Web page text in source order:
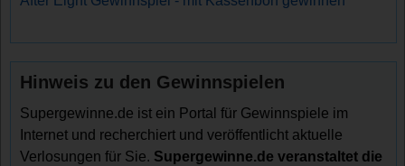
Hinweis zu den Gewinnspielen
Supergewinne.de ist ein Portal für Gewinnspiele im
Internet und recherchiert und veröffentlicht aktuelle
Verlosungen für Sie. Supergewinne.de veranstaltet die